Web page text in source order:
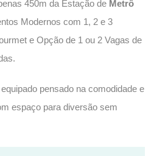
450m da Estação de Metrô
Modernos com 1, 2 e 3
e Opção de 1 ou 2 Vagas de
pensado na comodidade e
espaço para diversão sem